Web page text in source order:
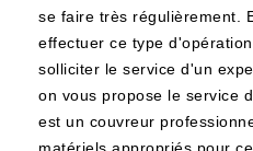
se faire très régulièrement.
effectuer ce type
solliciter le service d'un
on vous propose le service
est un couvreur